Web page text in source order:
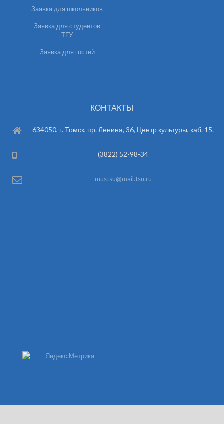
Заявка для школьников
Заявка для студентов
ТГУ
Заявка для гостей
КОНТАКТЫ
634050, г. Томск, пр. Ленина, 36, Центр культуры, каб. 15.
(3822) 52-98-34
mustsu@mail.tsu.ru